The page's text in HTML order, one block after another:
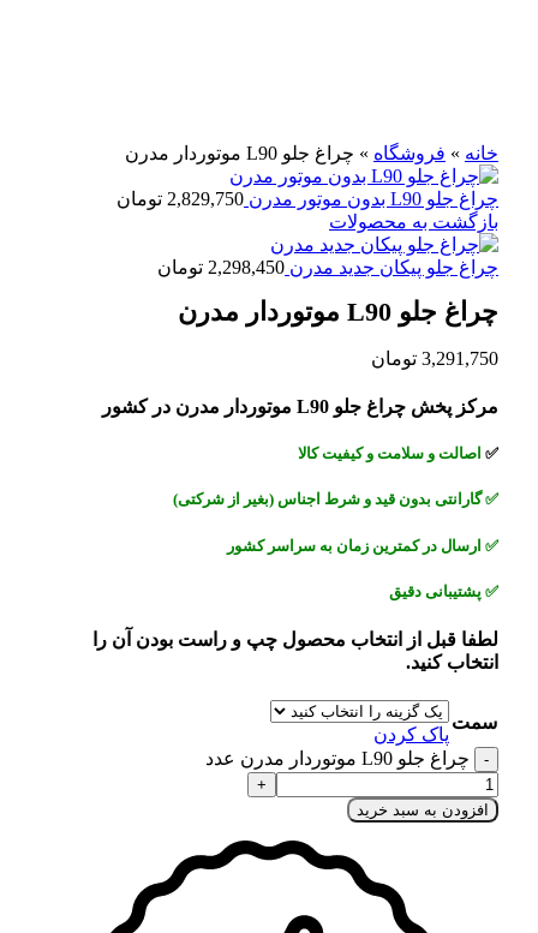
خانه » فروشگاه » چراغ جلو L90 موتوردار مدرن
چراغ جلو L90 بدون موتور مدرن 2,829,750 تومان
بازگشت به محصولات
چراغ جلو پیکان جدید مدرن 2,298,450 تومان
چراغ جلو L90 موتوردار مدرن
3,291,750 تومان
مرکز پخش چراغ جلو L90 موتوردار مدرن در کشور
✅ اصالت و سلامت و کیفیت کالا
✅گارانتی بدون قید و شرط اجناس (بغیر از شرکتی)
✅ ارسال در کمترین زمان به سراسر کشور
✅ پشتیبانی دقیق
لطفا قبل از انتخاب محصول چپ و راست بودن آن را
انتخاب کنید.
سمت
پاک کردن
چراغ جلو L90 موتوردار مدرن عدد
افزودن به سبد خرید